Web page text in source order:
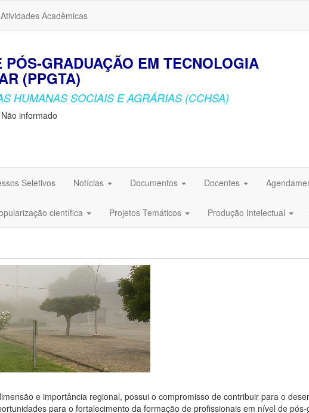
Acadêmicas
PÓS-GRADUAÇÃO EM TECNOLOGIA
(PPGTA)
HUMANAS SOCIAIS E AGRÁRIAS (CCHSA)
Não informado
Seletivos Notícias Documentos Docentes
científica Projetos Temáticos Produção Intelectual
e importância regional, possui o compromisso de contribuir para o
para o fortalecimento da formação de profissionais em nível de